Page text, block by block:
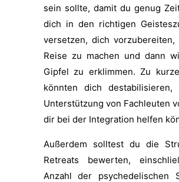
sein sollte, damit du genug
dich in den richtigen
versetzen, dich
Reise zu machen und dann
Gipfel zu erklimmen. Zu
könnten dich
Unterstützung von Fachleuten
dir bei der Integration helfen
Außerdem solltest du die
Retreats bewerten,
Anzahl der psychedelischen